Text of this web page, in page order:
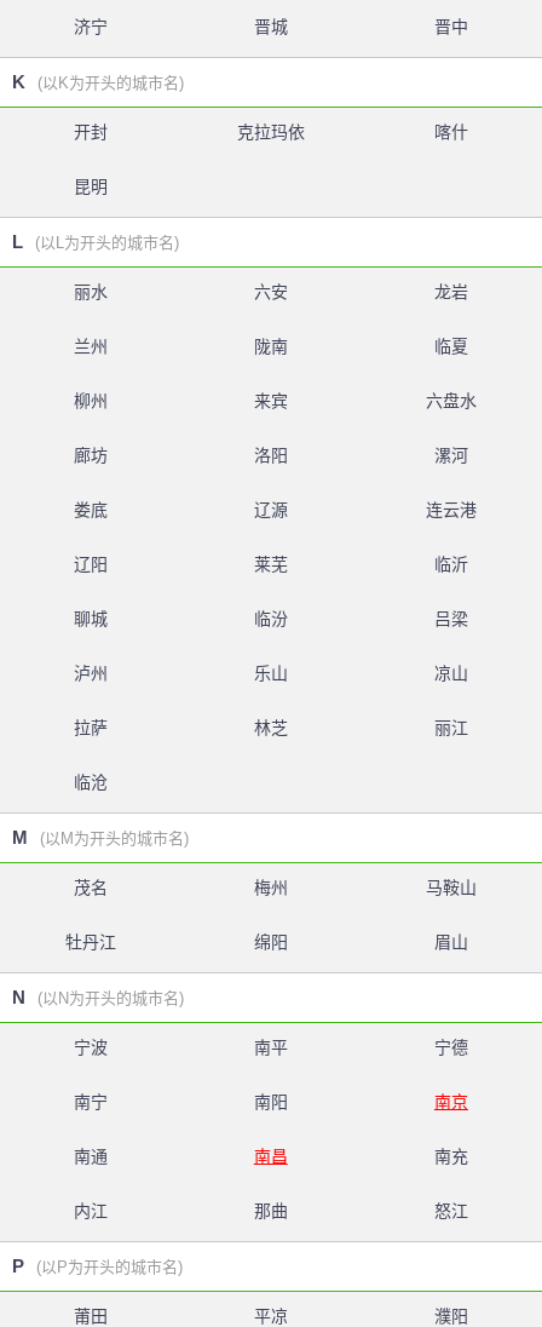
济宁 晋城 晋中
K (以K为开头的城市名)
开封 克拉玛依 喀什
昆明
L (以L为开头的城市名)
丽水 六安 龙岩
兰州 陇南 临夏
柳州 来宾 六盘水
廊坊 洛阳 漯河
娄底 辽源 连云港
辽阳 莱芜 临沂
聊城 临汾 吕梁
泸州 乐山 凉山
拉萨 林芝 丽江
临沧
M (以M为开头的城市名)
茂名 梅州 马鞍山
牡丹江 绵阳 眉山
N (以N为开头的城市名)
宁波 南平 宁德
南宁 南阳 南京
南通 南昌 南充
内江 那曲 怒江
P (以P为开头的城市名)
莆田 平凉 濮阳